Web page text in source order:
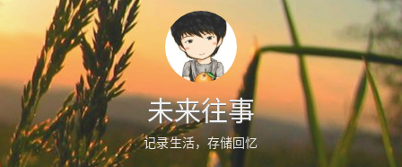
未来往事
记录生活，存储回忆